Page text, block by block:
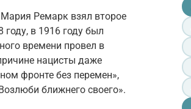
Ремарк взял второе
в 1916 году был
времени провел в
нацисты даже
фронте без перемен»,
ближнего своего».